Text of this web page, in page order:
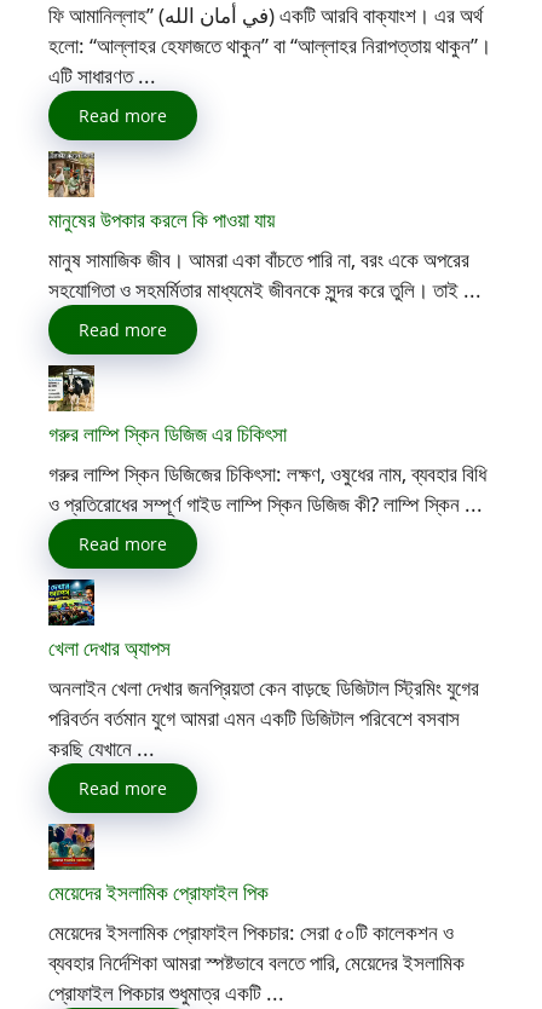
ফি আমানিল্লাহ” (في أمان الله) একটি আরবি বাক্যাংশ। এর অর্থ
হলো: “আল্লাহর হেফাজতে থাকুন” বা “আল্লাহর নিরাপত্তায় থাকুন”।
এটি সাধারণত ...
Read more
মানুষের উপকার করলে কি পাওয়া যায়
মানুষ সামাজিক জীব। আমরা একা বাঁচতে পারি না, বরং একে অপরের
সহযোগিতা ও সহমর্মিতার মাধ্যমেই জীবনকে সুন্দর করে তুলি। তাই ...
Read more
গরুর লাম্পি স্কিন ডিজিজ এর চিকিৎসা
গরুর লাম্পি স্কিন ডিজিজের চিকিৎসা: লক্ষণ, ওষুধের নাম, ব্যবহার বিধি
ও প্রতিরোধের সম্পূর্ণ গাইড লাম্পি স্কিন ডিজিজ কী? লাম্পি স্কিন ...
Read more
খেলা দেখার অ্যাপস
অনলাইন খেলা দেখার জনপ্রিয়তা কেন বাড়ছে ডিজিটাল স্ট্রিমিং যুগের
পরিবর্তন বর্তমান যুগে আমরা এমন একটি ডিজিটাল পরিবেশে বসবাস
করছি যেখানে ...
Read more
মেয়েদের ইসলামিক প্রোফাইল পিক
মেয়েদের ইসলামিক প্রোফাইল পিকচার: সেরা ৫০টি কালেকশন ও
ব্যবহার নির্দেশিকা আমরা স্পষ্টভাবে বলতে পারি, মেয়েদের ইসলামিক
প্রোফাইল পিকচার শুধুমাত্র একটি ...